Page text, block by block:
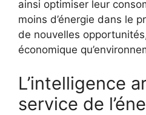
ainsi optimiser leur
moins d’énergie dans le
de nouvelles
économique
L’intelligence
service de